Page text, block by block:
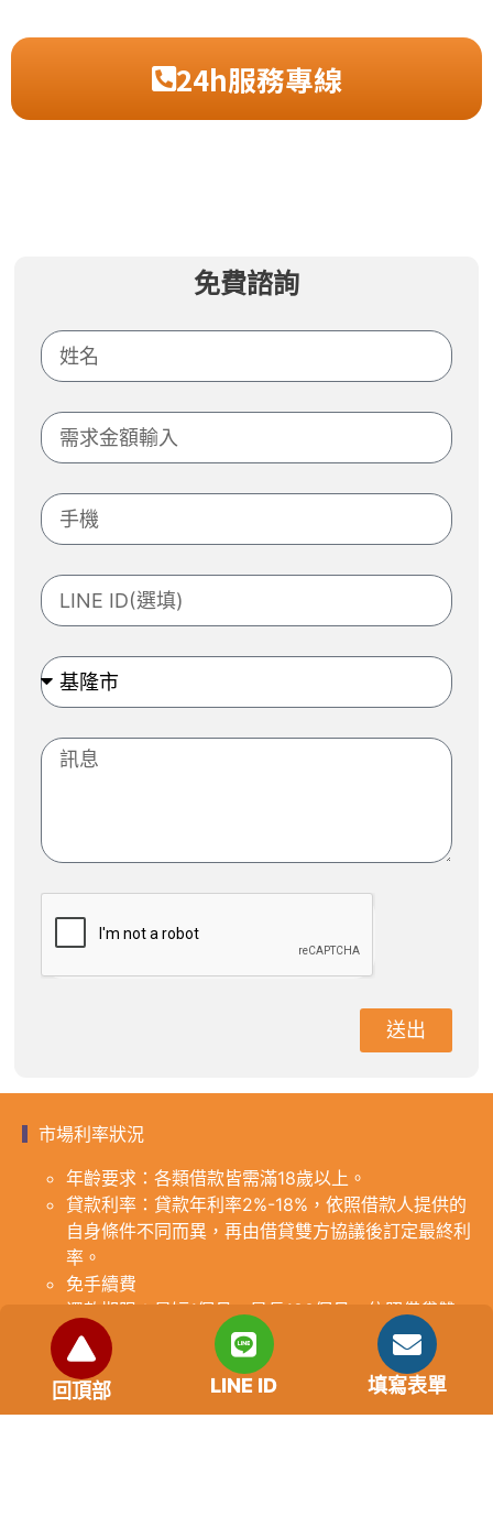
24h服務專線
免費諮詢
送出
市場利率狀況
年齡要求：各類借款皆需滿18歲以上。
貸款利率：貸款年利率2%-18%，依照借款人提供的
自身條件不同而異，再由借貸雙方協議後訂定最終利
率。
免手續費
還款期限：最短1個月，最長180個月，依照借貸雙
方協議而訂。
範例試算：小明急需現金10萬元，經多方比較利率
後選定金主，雙方簽定於36個月內須還清借款，年
利率12%計算，每月利息1000元，無須手續費。
回頂部 LINE ID 填寫表單